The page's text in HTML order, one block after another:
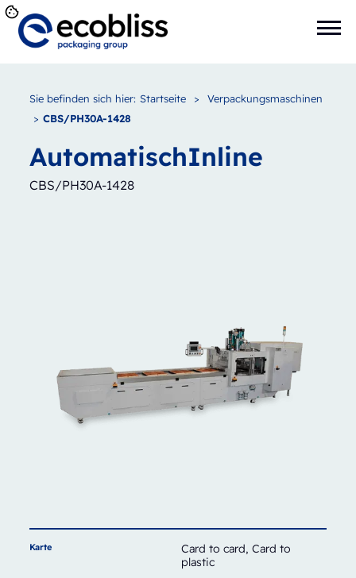
Sie befinden sich hier: Startseite >
Verpackungsmaschinen
> CBS/PH30A-1428
AutomatischInline
CBS/PH30A-1428
Karte
Card to card, Card to
plastic